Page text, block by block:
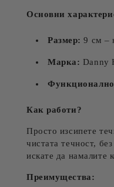
Основни
Размер: 9 см –
Марка: Danny
Как работи?
Просто изсипете
чистата течност,
искате да намалите
Преимущества: